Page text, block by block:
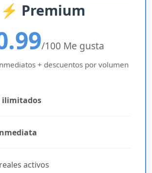
⚡ Premium
/100 Me gusta
+ descuentos por volumen
ilimitados
activos